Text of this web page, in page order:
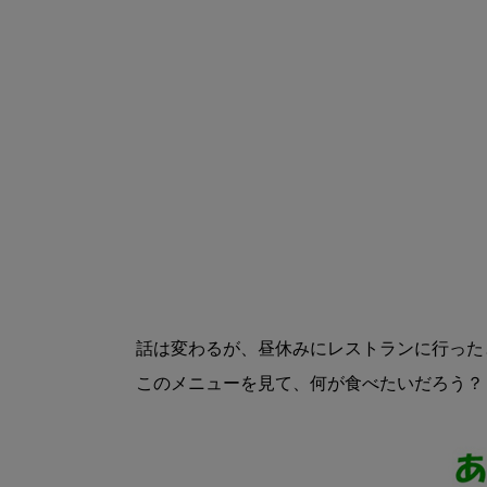
話は変わるが、昼休みにレストランに行っ
このメニューを見て、何が食べたいだろう？